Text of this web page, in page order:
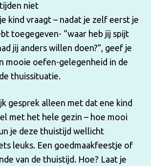
niet
kind vraagt – nadat je zelf eerst je
toegegeven- “waar heb jij spijt
jij anders willen doen?”, geef je
mooie oefen-gelegenheid in de
thuissituatie.
gesprek alleen met dat ene kind
met het hele gezin – hoe mooi
je deze thuistijd wellicht
leuks. Een goedmaakfeestje of
van de thuistijd. Hoe? Laat je